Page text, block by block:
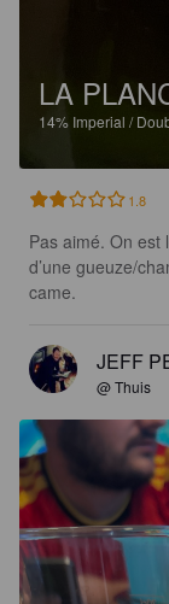
LA
14% Imperial /
1.8
Pas aimé. On est
d’une gueuze/
came.
JEFF
@ Thuis